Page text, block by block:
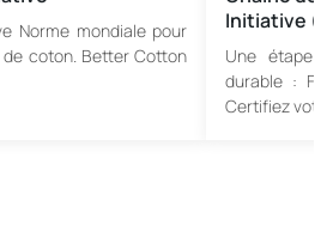
Norme mondiale pour
coton. Better Cotton
Initiative
Une étape
durable :
Certifiez